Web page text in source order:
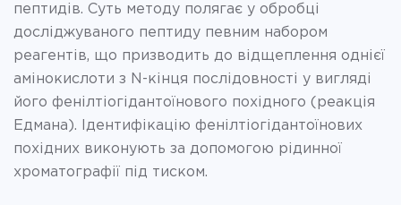
пептидів. Суть методу полягає у обробці
досліджуваного пептиду певним набором
реагентів, що призводить до відщеплення однієї
амінокислоти з N-кінця послідовності у вигляді
його фенілтіогідантоїнового похідного (реакція
Едмана). Ідентифікацію фенілтіогідантоїнових
похідних виконують за допомогою рідинної
хроматографії під тиском.